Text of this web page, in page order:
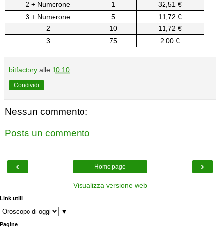
2 + Numerone
1
32,51 €
3 + Numerone
5
11,72 €
2
10
11,72 €
3
75 2,00 €
bitfactory alle 10:10
Condividi
Nessun commento:
Posta un commento
‹ ›
Home page
Visualizza versione web
Link utili
▼
Pagine